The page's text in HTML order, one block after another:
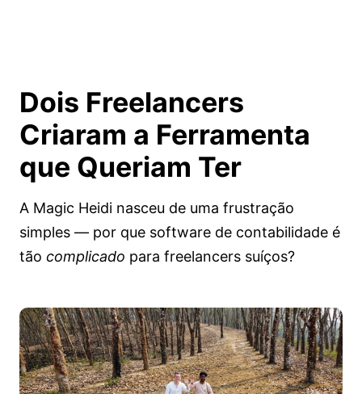
Dois Freelancers
Criaram a Ferramenta
que Queriam Ter
A Magic Heidi nasceu de uma frustração
simples — por que software de contabilidade é
tão complicado para freelancers suíços?